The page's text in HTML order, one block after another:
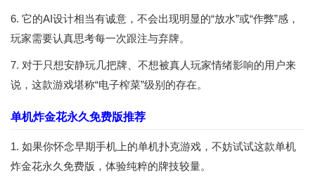
6. 它的AI设计相当有诚意，不会出现明显的“放水”或“作弊”感，
玩家需要认真思考每一次跟注与弃牌。
7. 对于只想安静玩几把牌、不想被真人玩家情绪影响的用户来
说，这款游戏堪称“电子榨菜”级别的存在。
单机炸金花永久免费版推荐
1. 如果你怀念早期手机上的单机扑克游戏，不妨试试这款单机
炸金花永久免费版，体验纯粹的牌技较量。